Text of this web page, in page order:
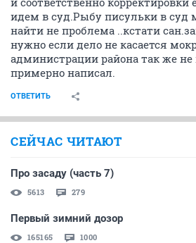
идем в суд.Рыбу писульки в суд
найти не проблема ..кстати
нужно если дело не касается
администрации района так же
примерно написал.
ОТВЕТИТЬ
СЕЙЧАС ЧИТАЮТ
Про засаду (часть 7)
5613 279
Первый зимний дозор
165165 1000